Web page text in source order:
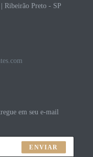
Ribeirão Preto - SP
em seu e-mail
ENVIAR